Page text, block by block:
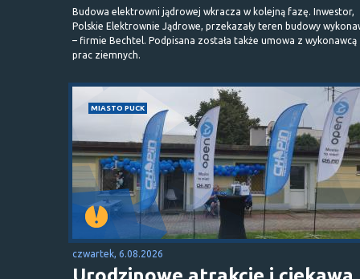
Budowa elektrowni jądrowej wkracza w kolejną fazę. Inwestor,
Polskie Elektrownie Jądrowe, przekazały teren budowy
– firmie Bechtel. Podpisana została także umowa z wykonawcą
prac ziemnych.
MIASTO PUCK
czwartek, 6.08.2026